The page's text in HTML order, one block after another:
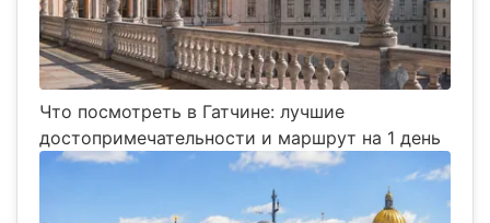
Что посмотреть в Гатчине: лучшие
достопримечательности и маршрут на 1 день